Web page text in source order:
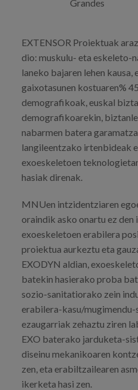
Egizu lan gurekin
Salaketa-kanala
Grandes
EXTENSOR Proiektuak
dio: muskulu- eta eskeleto-
laneko bajaren lehen kausa,
gaixotasunen kostuaren%
demografikoak, euskal
demografikoarekin,
nabarmen batera
langileentzako irtenbideak
exoeskeletoen
hasiak direnak.
MNUen intzidentziaren
oraindik asko onartu ez
exoeskeletoen erabilera
proiektua aurkeztu eta
EXODYN aldian,
batekin hasierako proba
sozio-sanitatiorako zein
erabilera-kasu/
ezaugarriak zehaztu ziren
EXO baterako jarduketa-
diseinu mekanikoaren
zen, eta erabiltzailearen
ikerketa hasi zen.